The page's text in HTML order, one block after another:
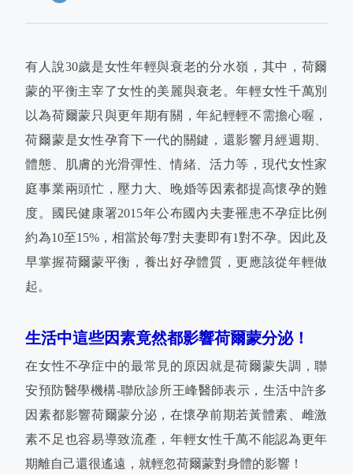
有人說30歲是女性年輕與衰老的分水嶺，其中，荷爾
蒙的平衡主宰了女性的美麗與衰老。年輕女性千萬別
以為荷爾蒙只與更年期有關，年紀輕輕不需擔心喔，
荷爾蒙是女性孕育下一代的關鍵，還影響月經週期、
體態、肌膚的光滑彈性、情緒、活力等，現代女性家
庭事業兩頭忙，壓力大、晚婚等因素都提高懷孕的難
度。國民健康署2015年公布國內夫妻罹患不孕症比例
約為10至15%，相當於每7對夫妻即有1對不孕。因此及
早掌握荷爾蒙平衡，養出好孕體質，更應該從年輕做
起。
生活中這些因素竟然都影響荷爾蒙分泌！
在女性不孕症中的最常見的原因就是荷爾蒙失調，聯
安預防醫學機構-聯欣診所王峰醫師表示，生活中許多
因素都影響荷爾蒙分泌，在懷孕前期若黃體素、雌激
素不足也容易導致流產，年輕女性千萬不能認為更年
期離自己還很遙遠，就輕忽荷爾蒙對身體的影響！